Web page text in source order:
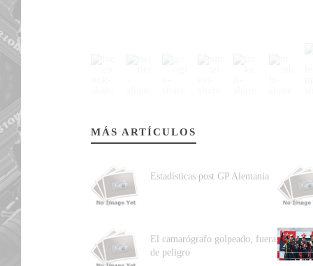
MÁS ARTÍCULOS
Estadísticas post GP Alemania
El camarógrafo golpeado, fuera
de peligro